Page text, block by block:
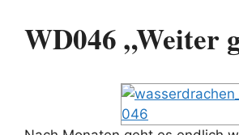
WD046 „Weiter